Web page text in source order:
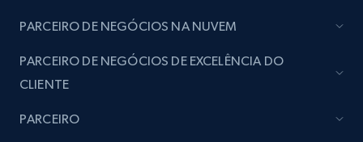
price, Currency, Stock, and more.
PARCEIRO DE NEGÓCIOS NA NUVEM
PARCEIRO DE NEGÓCIOS DE EXCELÊNCIA DO
CLIENTE
PARCEIRO